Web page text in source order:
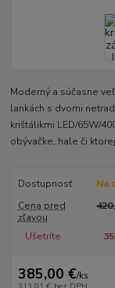
Moderný a súčasne
lankách s dvomi
krištálikmi LED/65W/
obývačke, hale či
Dostupnosť
Na
Cena pred
zľavou
Ušetríte
385,00 €/ks